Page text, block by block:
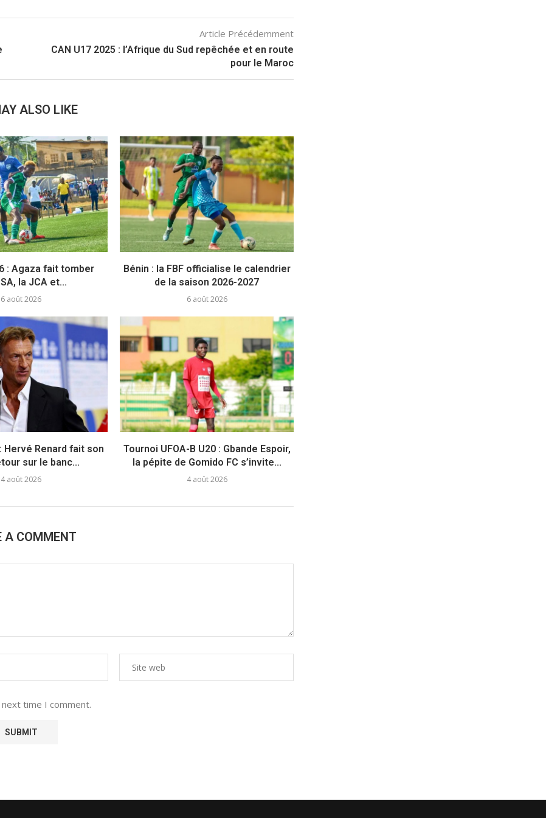
Article Précédemment
CAN U17 2025 : l’Afrique du Sud repêchée et en route
pour le Maroc
ALSO LIKE
: Agaza fait tomber
la JCA et...
6 août 2026
Bénin : la FBF officialise le calendrier
de la saison 2026-2027
6 août 2026
Hervé Renard fait son
sur le banc...
4 août 2026
Tournoi UFOA-B U20 : Gbande Espoir,
la pépite de Gomido FC s’invite...
4 août 2026
A COMMENT
time I comment.